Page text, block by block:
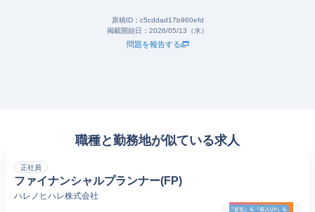
原稿ID： c5cddad17b960efd
掲載開始日： 2026/05/13（水）
問題を報告する
職種と勤務地が似ている求人
正社員
ファイナンシャルプランナー(FP)
ハレノヒハレ株式会社